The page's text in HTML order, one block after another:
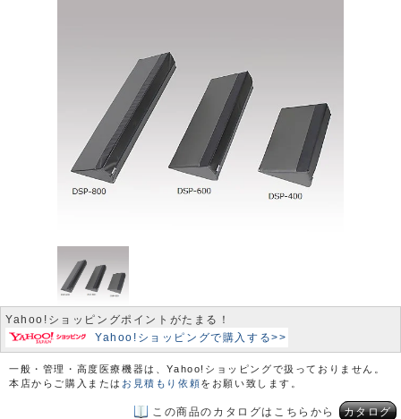
Yahoo!ショッピングポイントがたまる！
Yahoo!ショッピングで購入する>>
一般・管理・高度医療機器は、Yahoo!ショッピングで扱っておりません。
本店からご購入または お見積もり依頼をお願い致します。
この商品のカタログはこちらから カタログ